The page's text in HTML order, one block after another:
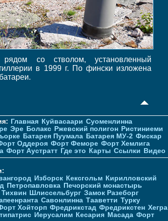
со стволом, установленный
в 1999 г. По фински изложена
Главная Куйвасаари Суоменлиннa
Эре Болакс Ржевский полигон Ристиниеми
Батарея Пуумала Батарея МУ-2 Фискар
Оддероя Форт Феморе Форт Хемлига
Форт Аустратт Где это Карты Ссылки Видео
Изборск Кексгольм Кирилловский
Петропавловка Печорcкий монастырь
Тихвин Шлиссельбург Замок Разеборг
Савонлинна Тааветти Турку
Хойторп Фредрикстад Фредрикстен Хегра
Иерусалим Кесария Масада Форт